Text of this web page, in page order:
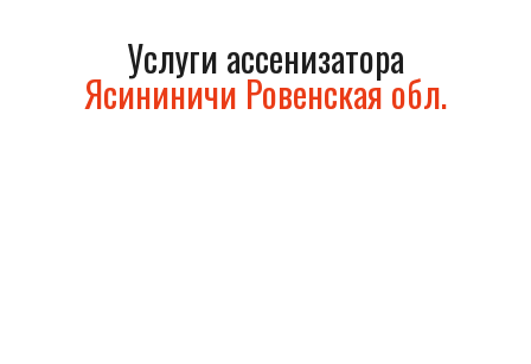
Услуги ассенизатора
Ясининичи Ровенская обл.